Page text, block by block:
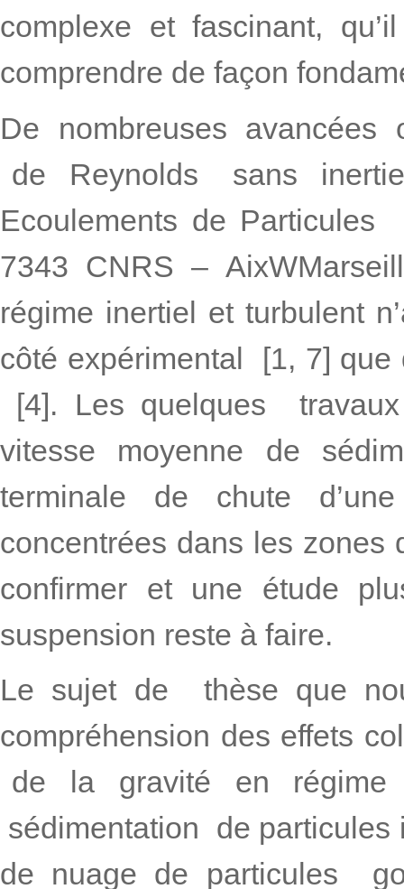
complexe et fascinant,
comprendre de façon
De nombreuses
de Reynolds sans
Ecoulements de
7343 CNRS –
régime inertiel et turbulent
côté expérimental [1, 7] que
[4]. Les quelques
vitesse moyenne de
terminale de chute
concentrées dans les zones
confirmer et une étude
suspension reste à faire.
Le sujet de thèse que
compréhension des effets
de la gravité en régime
sédimentation de
de nuage de particules